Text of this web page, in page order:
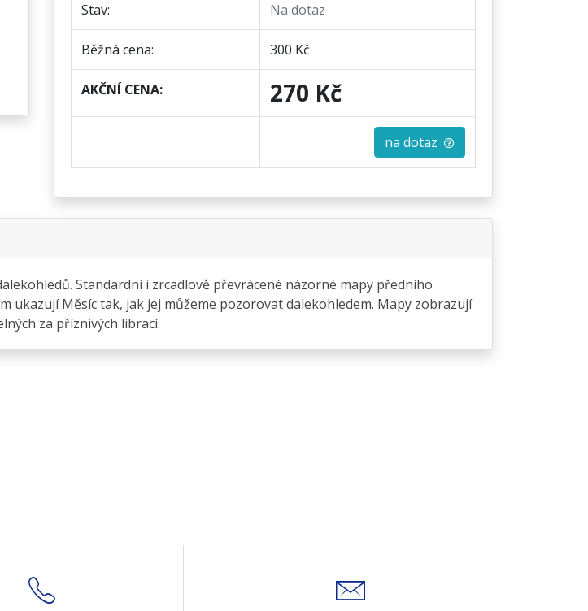
Stav: Na dotaz
Běžná cena: 300 Kč
AKČNÍ CENA: 270 Kč
na dotaz
Standardní i zrcadlově převrácené názorné mapy předního
ukazují Měsíc tak, jak jej můžeme pozorovat dalekohledem. Mapy zobrazují
za příznivých librací.